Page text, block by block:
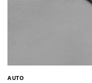
AUTO